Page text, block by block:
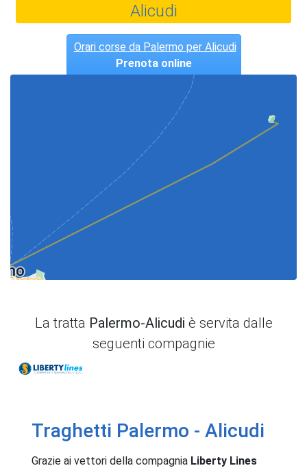
Alicudi
Orari corse da Palermo per Alicudi
Prenota online
La tratta Palermo-Alicudi è servita dalle
seguenti compagnie
Traghetti Palermo - Alicudi
Grazie ai vettori della compagnia Liberty Lines